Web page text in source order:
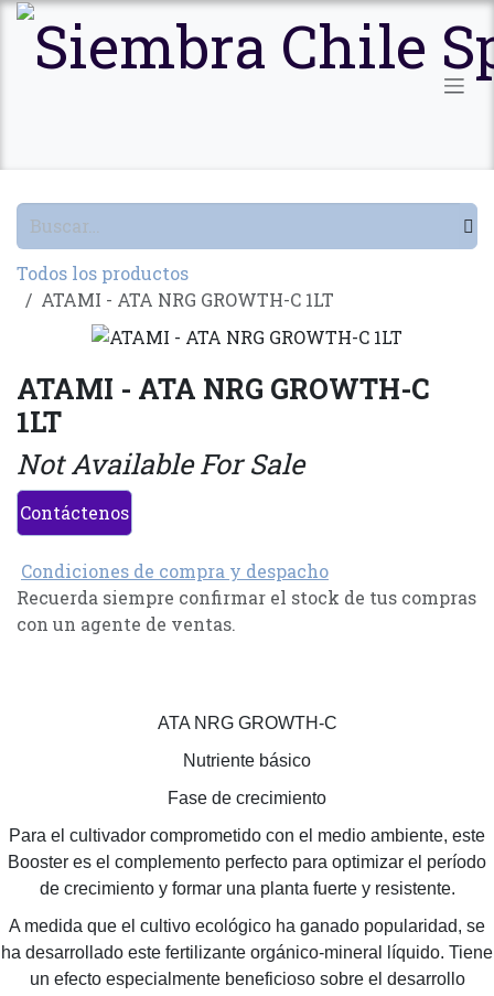
Ir al contenido
Todos los productos
ATAMI - ATA NRG GROWTH-C 1LT
ATAMI - ATA NRG GROWTH-C
1LT
Not Available For Sale
Contáctenos
Condiciones de compra y despacho
Recuerda siempre confirmar el stock de tus compras
con un agente de ventas.
ATA NRG GROWTH-C
Nutriente básico
Fase de crecimiento
Para el cultivador comprometido con el medio ambiente, este
Booster es el complemento perfecto para optimizar el período
de crecimiento y formar una planta fuerte y resistente.
A medida que el cultivo ecológico ha ganado popularidad, se
ha desarrollado este fertilizante orgánico-mineral líquido. Tiene
un efecto especialmente beneficioso sobre el desarrollo